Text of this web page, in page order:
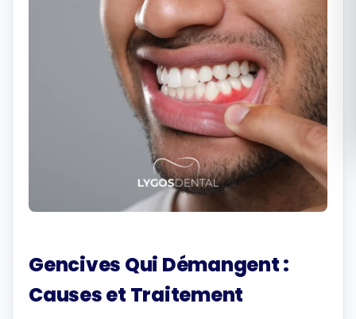
Български
Română
Русский
Gencives Qui Démangent :
Causes et Traitement